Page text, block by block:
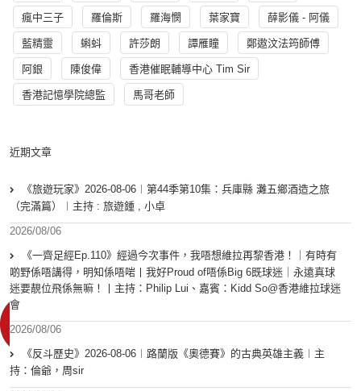
瘋中三子 羅倫斯 羅海憫 葉家寶 薛影儀 - 阿儀
藍精靈 蝌蚪 許莎朗 譚雁瞳 鄭遨汶法筠師傅
阿銀 陳俊偉 香港催眠輔導中心 Tim Sir
香港記憶學院總監 馬哥老師
近期文章
《旅遊玩家》2026-08-06︱第44季第10集：兵庫縣 灘五鄉酒造之旅
（完滿篇）︱主持 : 旅遊鍾 , 小卓
2026/08/06
《一齊足經Ep.110》經過今次事件，我唔想維拉再黎香港！｜有時有
啲野係唔講得，明知係唔啱丨我好Proud of唔係Big 6既球迷｜永遠真球
迷要靚位飛係無嘛！丨主持：Philip Lui、嘉賓：Kidd So@香港維拉球迷
會
2026/08/06
《反斗歷史》2026-08-06︱路蘭版《奧德賽》的古典英雄主義︱主
持：倫爺，周sir